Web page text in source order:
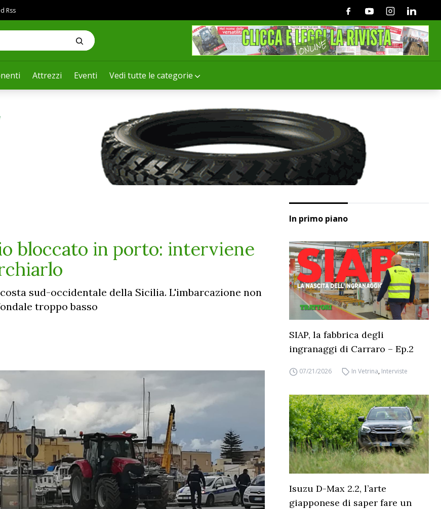
Attrezzi Eventi Vedi tutte le categorie
Rss FacebookYoutubeInstagramLinkedin
bloccato in porto: interviene
sud-occidentale della Sicilia. L'imbarcazione non
troppo basso
In primo piano
SIAP, la fabbrica degli
ingranaggi di Carraro – Ep.2
07/21/2026 In Vetrina, Interviste
Isuzu D-Max 2.2, l’arte
giapponese di saper fare un